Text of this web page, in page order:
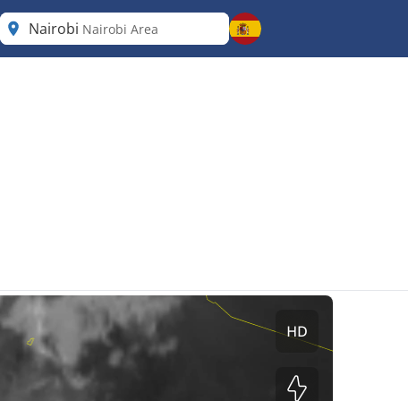
Nairobi Nairobi Area